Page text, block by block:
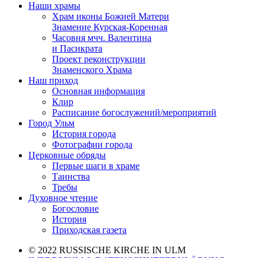
Наши храмы
Храм иконы Божией Матери
Знамение Курская-Коренная
Часовня мчч. Валентина
и Пасикрата
Проект реконструкции
Знаменского Храма
Наш приход
Основная информация
Клир
Расписание богослужений/мероприятий
Город Ульм
История города
Фотографии города
Церковные обряды
Первые шаги в храме
Таинства
Требы
Духовное чтение
Богословие
История
Приходская газета
© 2022 RUSSISCHE KIRCHE IN ULM